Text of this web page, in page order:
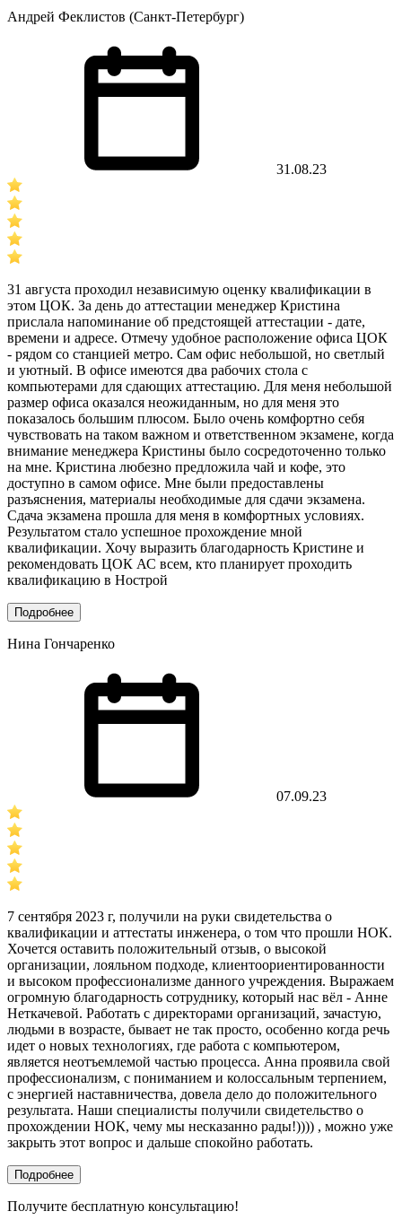
Андрей Феклистов (Санкт-Петербург)
31.08.23
31 августа проходил независимую оценку квалификации в
этом ЦОК. За день до аттестации менеджер Кристина
прислала напоминание об предстоящей аттестации - дате,
времени и адресе. Отмечу удобное расположение офиса ЦОК
- рядом со станцией метро. Сам офис небольшой, но светлый
и уютный. В офисе имеются два рабочих стола с
компьютерами для сдающих аттестацию. Для меня небольшой
размер офиса оказался неожиданным, но для меня это
показалось большим плюсом. Было очень комфортно себя
чувствовать на таком важном и ответственном экзамене, когда
внимание менеджера Кристины было сосредоточенно только
на мне. Кристина любезно предложила чай и кофе, это
доступно в самом офисе. Мне были предоставлены
разъяснения, материалы необходимые для сдачи экзамена.
Сдача экзамена прошла для меня в комфортных условиях.
Результатом стало успешное прохождение мной
квалификации. Хочу выразить благодарность Кристине и
рекомендовать ЦОК АС всем, кто планирует проходить
квалификацию в Нострой
Подробнее
Нина Гончаренко
07.09.23
7 сентября 2023 г, получили на руки свидетельства о
квалификации и аттестаты инженера, о том что прошли НОК.
Хочется оставить положительный отзыв, о высокой
организации, лояльном подходе, клиентоориентированности
и высоком профессионализме данного учреждения. Выражаем
огромную благодарность сотруднику, который нас вёл - Анне
Неткачевой. Работать с директорами организаций, зачастую,
людьми в возрасте, бывает не так просто, особенно когда речь
идет о новых технологиях, где работа с компьютером,
является неотъемлемой частью процесса. Анна проявила свой
профессионализм, с пониманием и колоссальным терпением,
с энергией наставничества, довела дело до положительного
результата. Наши специалисты получили свидетельство о
прохождении НОК, чему мы несказанно рады!)))) , можно уже
закрыть этот вопрос и дальше спокойно работать.
Подробнее
Получите бесплатную консультацию!